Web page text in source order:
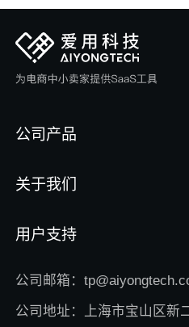
公司产品
关于我们
用户支持
公司邮箱：
公司地址：上海市宝山区新